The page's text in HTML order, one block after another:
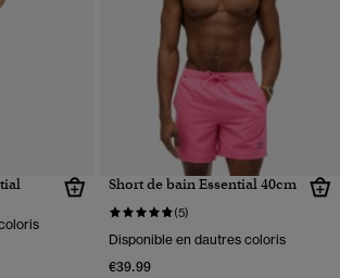
Short de bain Essential 40cm
(5)
Disponible en dautres coloris
€39.99